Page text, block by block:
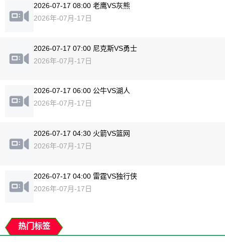
2026-07-17 08:00 老鹰VS灰熊
2026年-07月-17日
2026-07-17 07:00 尼克斯VS勇士
2026年-07月-17日
2026-07-17 06:00 公牛VS湖人
2026年-07月-17日
2026-07-17 04:30 火箭VS篮网
2026年-07月-17日
2026-07-17 04:00 雷霆VS独行侠
2026年-07月-17日
热门标签